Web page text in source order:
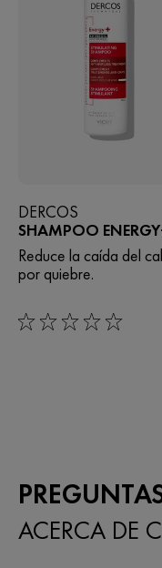
DERCOS
SHAMPOO
Reduce la caída del
por quiebre.
0/5
ACERCA DE